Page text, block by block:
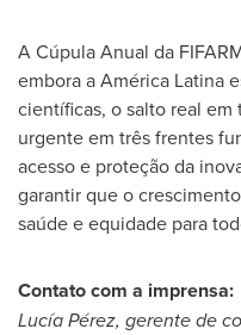
A Cúpula Anual da
embora a América Latina
científicas, o salto real
urgente em três frentes
acesso e proteção da
garantir que o
saúde e equidade para
Contato com a imprensa:
Lucía Pérez, gerente de